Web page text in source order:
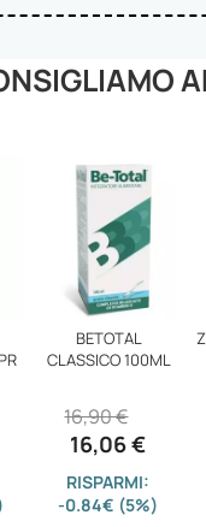
BETOTAL
CLASSICO 100ML
16,06 €
16,90 €
RISPARMI:
-0.84€ (5%)